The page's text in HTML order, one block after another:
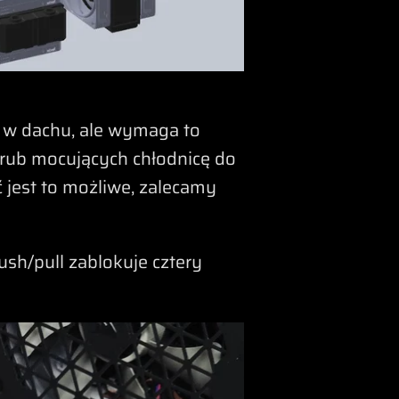
dachu, ale wymaga to
mocujących chłodnicę do
to możliwe, zalecamy
pull zablokuje cztery